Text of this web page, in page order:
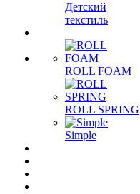
Детский
текстиль
ROLL FOAM
ROLL SPRING
Simple